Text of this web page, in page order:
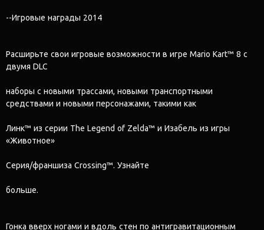
--Игровые награды 2014
Расширьте свои игровые возможности в игре Mario Kart™ 8 с
двумя DLC
наборы с новыми трассами, новыми транспортными
средствами и новыми персонажами, такими как
Линк™ из серии The Legend of Zelda™ и Изабель из игры
«Животное»
Серия/франшиза Crossing™. Узнайте
больше.
Гонка вверх ногами и вдоль стен по антигравитационным